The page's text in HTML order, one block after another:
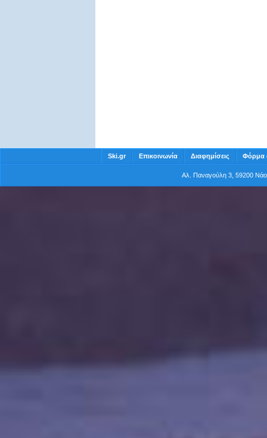
Ski.gr Επικοινωνία Διαφημίσεις Φόρμα
Αλ. Παναγούλη 3, 59200